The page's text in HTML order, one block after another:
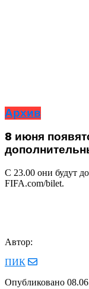
Архив
8 июня
С 23.00 они будут
FIFA.com/bilet.
Автор:
ПИК
Опубликовано